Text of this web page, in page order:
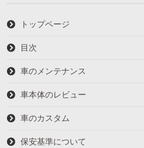
トップページ
目次
車のメンテナンス
車本体のレビュー
車のカスタム
保安基準について